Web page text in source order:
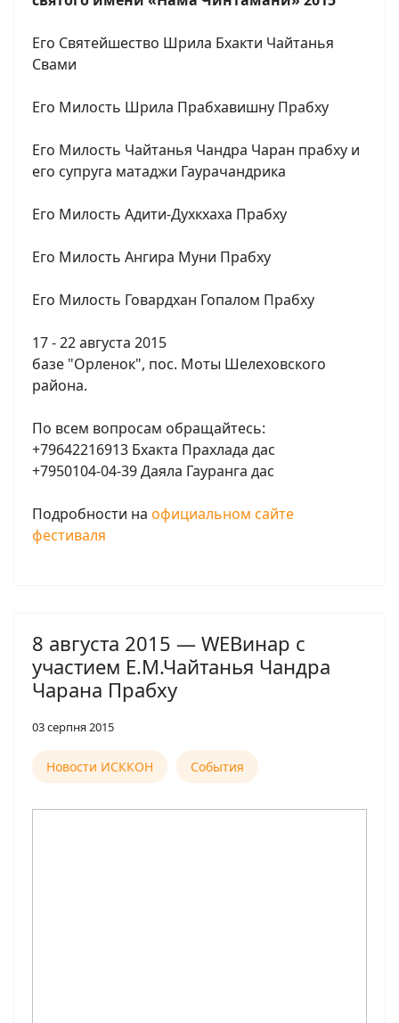
Его Святейшество Шрила Бхакти Чайтанья
Свами
Его Милость Шрила Прабхавишну Прабху
Его Милость Чайтанья Чандра Чаран прабху и
его супруга матаджи Гаурачандрика
Его Милость Адити-Духкхаха Прабху
Его Милость Ангира Муни Прабху
Его Милость Говардхан Гопалом Прабху
17 - 22 августа 2015
базе "Орленок", пос. Моты Шелеховского
района.
По всем вопросам обращайтесь:
+79642216913 Бхакта Прахлада дас
+7950104-04-39 Даяла Гауранга дас
Подробности на официальном сайте
фестиваля
8 августа 2015 — WEBинар с
участием Е.М.Чайтанья Чандра
Чарана Прабху
03 серпня 2015
Новости ИСККОН События